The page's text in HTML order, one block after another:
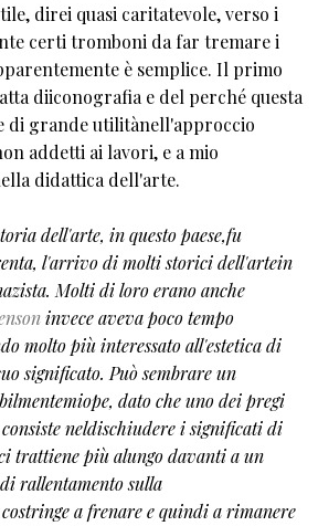
direi quasi caritatevole, verso i
certi tromboni da far tremare i
è semplice. Il primo
diiconografia e del perché questa
di grande utilitànell'approccio
addetti ai lavori, e a mio
didattica dell'arte.
dell'arte, in questo paese,fu
l'arrivo di molti storici dell'artein
Molti di loro erano anche
invece aveva poco tempo
molto più interessato all'estetica di
significato. Può sembrare un
dato che uno dei pregi
neldischiudere i significati di
trattiene più alungo davanti a un
rallentamento sulla
a frenare e quindi a rimanere